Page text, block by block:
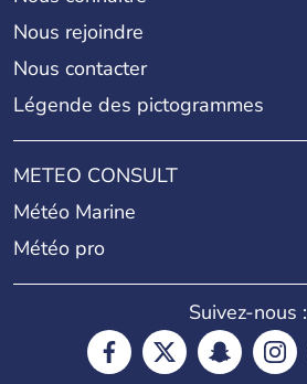
Nous rejoindre
Nous contacter
Légende des pictogrammes
METEO CONSULT
Météo Marine
Météo pro
Suivez-nous :